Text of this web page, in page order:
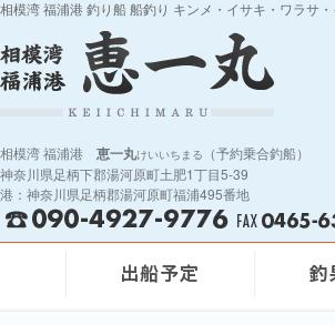
相模湾 福浦港 釣り船 船釣り キンメ・イサキ・ワラサ
相模湾 福浦港 恵一丸けいいちまる
（予約乗合釣船）
神奈川県足柄下郡湯河原町土肥1丁目5-39
港：神奈川県足柄郡湯河原町福浦495番地